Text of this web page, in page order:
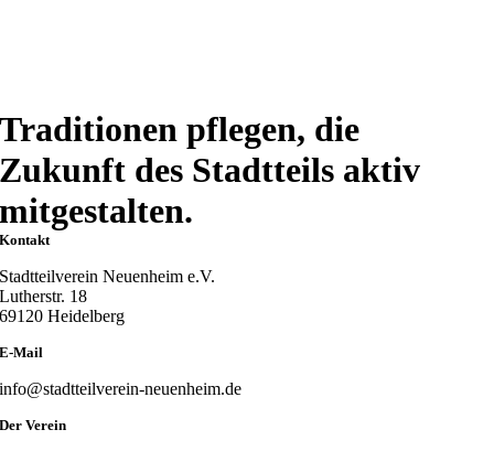
Traditionen pflegen, die
Zukunft des Stadtteils aktiv
mitgestalten.
Kontakt
Stadtteilverein Neuenheim e.V.
Lutherstr. 18
69120 Heidelberg
E-Mail
info@stadtteilverein-neuenheim.de
Der Verein